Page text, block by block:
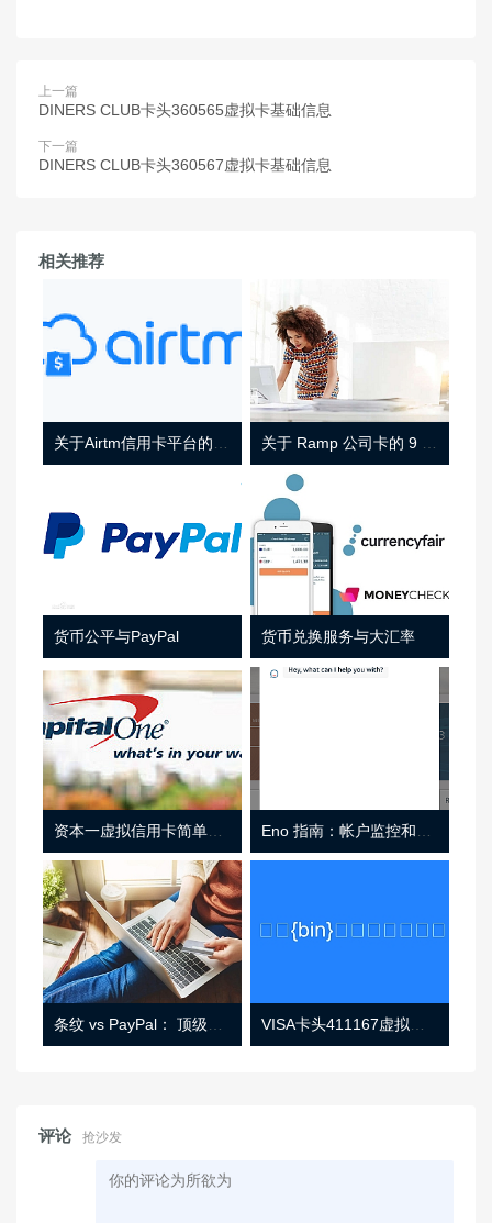
上一篇
DINERS CLUB卡头360565虚拟卡基础信息
下一篇
DINERS CLUB卡头360567虚拟卡基础信息
相关推荐
货币公平与PayPal 货币兑换服务与大汇率
资本一虚拟信用卡简单介绍
条纹 vs PayPal： 顶级功能， 定价 （和更多！ VISA卡头411167虚拟卡基础信息
评论 抢沙发